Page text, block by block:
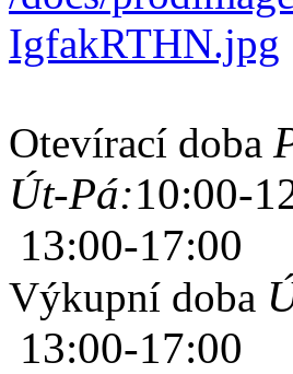
Otevírací doba
Út-Pá:10:00-
13:00-17:00
Výkupní doba
13:00-17:00